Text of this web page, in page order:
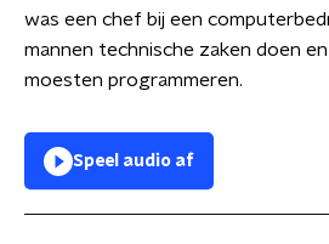
was een chef bij een
mannen technische zaken doen
moesten programmeren.
Speel audio af